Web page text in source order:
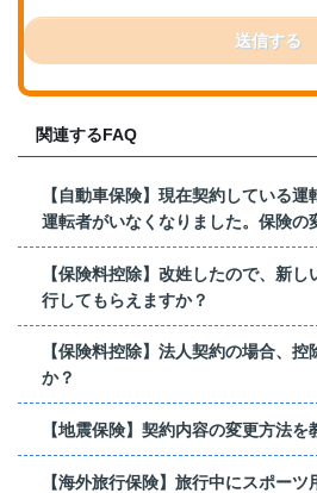
送信する
関連するFAQ
【自動車保険】現在契約している
運転者がいなくなりました。保険の
【保険料控除】改姓したので、新
行してもらえますか？
【保険料控除】法人契約の場合、
か？
【地震保険】契約内容の変更方法を
【海外旅行保険】旅行中にスポー